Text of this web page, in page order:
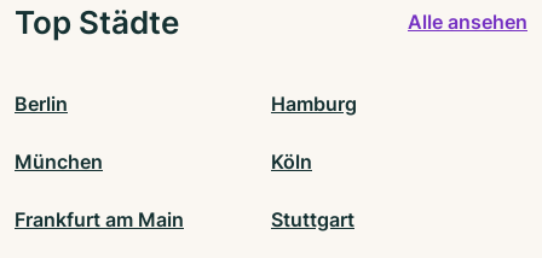
Top Städte Alle ansehen
Berlin Hamburg
München Köln
Frankfurt am Main Stuttgart